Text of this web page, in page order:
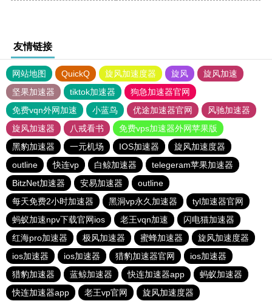
友情链接
网站地图 QuickQ 旋风加速度器 旋风
旋风加速
坚果加速器
tiktok加速器
狗急加速器官网
免费vqn外网加速
小蓝鸟 优途加速器官网
风驰加速器
旋风加速器
八戒看书
免费vps加速器外网苹果版
黑豹加速器
一元机场 IOS加速器
旋风加速度器
outline
快连vp 白鲸加速器
telegeram苹果加速器
BitzNet加速器
安易加速器
outline
每天免费2小时加速器
黑洞vp永久加速器
tyl加速器官网
蚂蚁加速npv下载官网ios
老王vqn加速
闪电猫加速器
红海pro加速器
极风加速器 蜜蜂加速器
旋风加速度器
ios加速器
ios加速器 猎豹加速器官网
ios加速器
猎豹加速器
蓝鲸加速器 快连加速器app
蚂蚁加速器
快连加速器app
老王vp官网 旋风加速度器